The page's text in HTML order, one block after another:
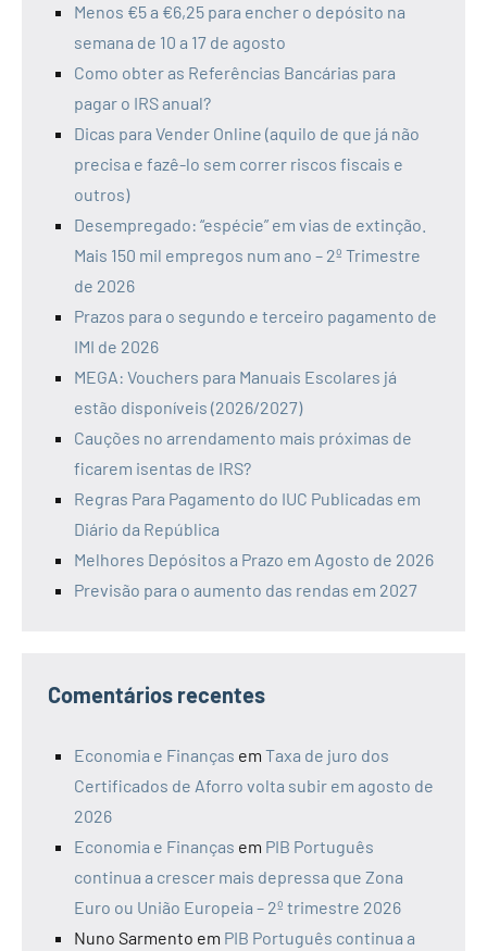
Menos €5 a €6,25 para encher o depósito na
semana de 10 a 17 de agosto
Como obter as Referências Bancárias para
pagar o IRS anual?
Dicas para Vender Online (aquilo de que já não
precisa e fazê-lo sem correr riscos fiscais e
outros)
Desempregado: “espécie” em vias de extinção.
Mais 150 mil empregos num ano – 2º Trimestre
de 2026
Prazos para o segundo e terceiro pagamento de
IMI de 2026
MEGA: Vouchers para Manuais Escolares já
estão disponíveis (2026/2027)
Cauções no arrendamento mais próximas de
ficarem isentas de IRS?
Regras Para Pagamento do IUC Publicadas em
Diário da República
Melhores Depósitos a Prazo em Agosto de 2026
Previsão para o aumento das rendas em 2027
Comentários recentes
Economia e Finanças em Taxa de juro dos
Certificados de Aforro volta subir em agosto de
2026
Economia e Finanças em PIB Português
continua a crescer mais depressa que Zona
Euro ou União Europeia – 2º trimestre 2026
Nuno Sarmento em PIB Português continua a